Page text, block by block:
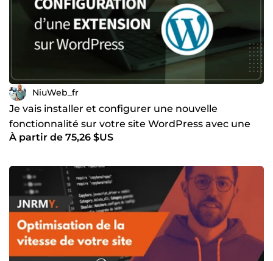
NiuWeb_fr
Je vais installer et configurer une nouvelle
fonctionnalité sur votre site WordPress avec une
extension
À partir de 75,26 $US